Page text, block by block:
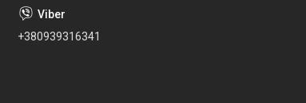
+380939316341